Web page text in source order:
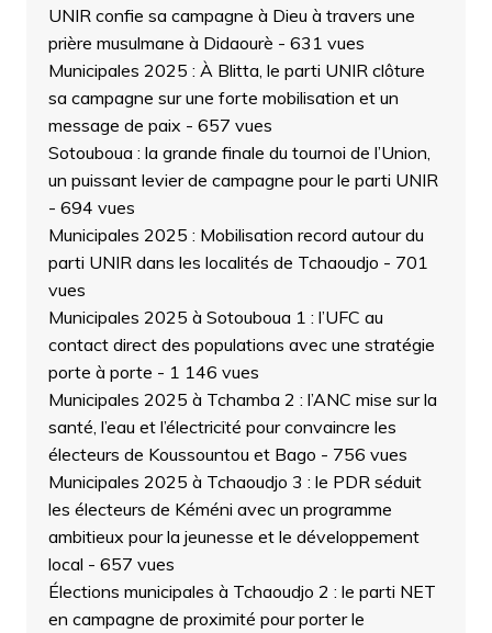
UNIR confie sa campagne à Dieu à travers une
prière musulmane à Didaourè - 631 vues
Municipales 2025 : À Blitta, le parti UNIR clôture
sa campagne sur une forte mobilisation et un
message de paix - 657 vues
Sotouboua : la grande finale du tournoi de l’Union,
un puissant levier de campagne pour le parti UNIR
- 694 vues
Municipales 2025 : Mobilisation record autour du
parti UNIR dans les localités de Tchaoudjo - 701
vues
Municipales 2025 à Sotouboua 1 : l’UFC au
contact direct des populations avec une stratégie
porte à porte - 1 146 vues
Municipales 2025 à Tchamba 2 : l’ANC mise sur la
santé, l’eau et l’électricité pour convaincre les
électeurs de Koussountou et Bago - 756 vues
Municipales 2025 à Tchaoudjo 3 : le PDR séduit
les électeurs de Kéméni avec un programme
ambitieux pour la jeunesse et le développement
local - 657 vues
Élections municipales à Tchaoudjo 2 : le parti NET
en campagne de proximité pour porter le